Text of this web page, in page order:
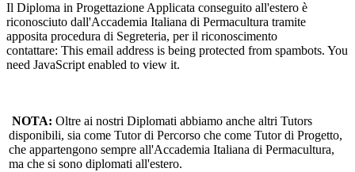
Il Diploma in Progettazione Applicata conseguito all'estero è
riconosciuto dall'Accademia Italiana di Permacultura tramite
apposita procedura di Segreteria, per il riconoscimento
contattare: This email address is being protected from spambots. You
need JavaScript enabled to view it.
NOTA: Oltre ai nostri Diplomati abbiamo anche altri Tutors
disponibili, sia come Tutor di Percorso che come Tutor di Progetto,
che appartengono sempre all'Accademia Italiana di Permacultura,
ma che si sono diplomati all'estero.